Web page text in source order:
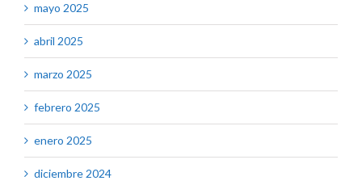
mayo 2025
abril 2025
marzo 2025
febrero 2025
enero 2025
diciembre 2024